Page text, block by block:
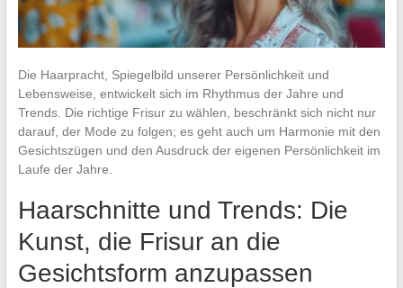
Die Haarpracht, Spiegelbild unserer Persönlichkeit und
Lebensweise, entwickelt sich im Rhythmus der Jahre und
Trends. Die richtige Frisur zu wählen, beschränkt sich nicht nur
darauf, der Mode zu folgen; es geht auch um Harmonie mit den
Gesichtszügen und den Ausdruck der eigenen Persönlichkeit im
Laufe der Jahre.
Haarschnitte und Trends: Die
Kunst, die Frisur an die
Gesichtsform anzupassen